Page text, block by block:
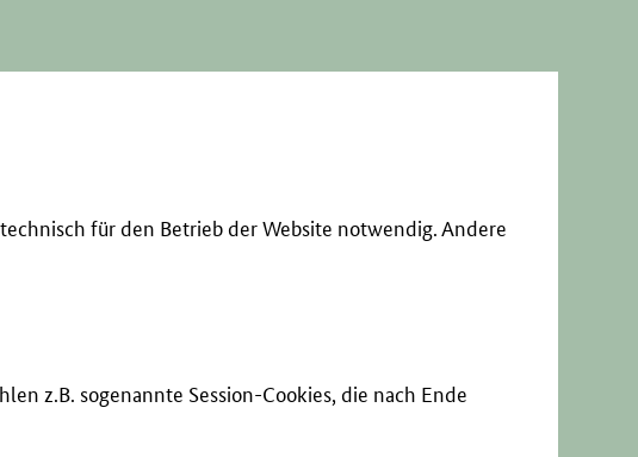
für den Betrieb der Website notwendig. Andere
z.B. sogenannte Session-Cookies, die nach Ende